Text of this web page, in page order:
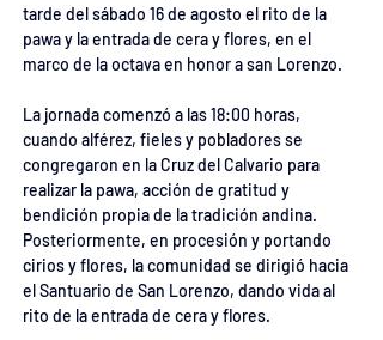
tarde del sábado 16 de agosto el rito de la
pawa y la entrada de cera y flores, en el
marco de la octava en honor a san Lorenzo.
La jornada comenzó a las 18:00 horas,
cuando alférez, fieles y pobladores se
congregaron en la Cruz del Calvario para
realizar la pawa, acción de gratitud y
bendición propia de la tradición andina.
Posteriormente, en procesión y portando
cirios y flores, la comunidad se dirigió hacia
el Santuario de San Lorenzo, dando vida al
rito de la entrada de cera y flores.